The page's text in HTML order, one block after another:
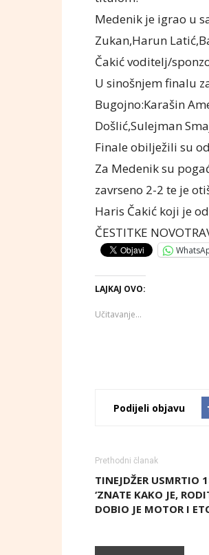
Medenik je igrao u
Zukan,Harun
Čakić voditelj/
U sinošnjem finalu
Bugojno:Karašin
Došlić,Sulejman
Finale obilježili su
Za Medenik su
zavrseno 2-2 te je
Haris Čakić koji je
ČESTITKE
LAJKAJ OVO:
Učitavanje...
Podijeli objavu
Prethodni članak
TINEJDŽER USMRTIO
‘ZNATE KAKO JE,
DOBIO JE MOTOR I